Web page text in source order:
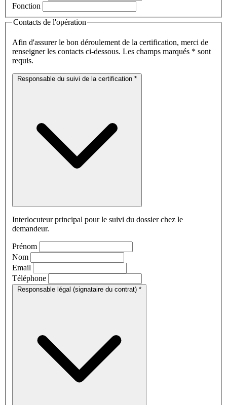
Fonction
Contacts de l'opération
Afin d'assurer le bon déroulement de la certification, merci de
renseigner les contacts ci-dessous. Les champs marqués * sont
requis.
Responsable du suivi de la certification *
Interlocuteur principal pour le suivi du dossier chez le
demandeur.
Prénom
Nom
Email
Téléphone
Responsable légal (signataire du contrat) *